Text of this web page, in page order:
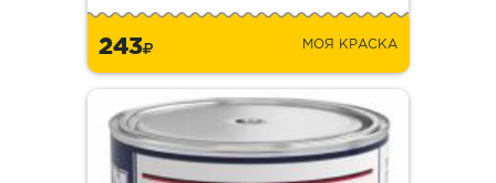
243 МОЯ КРАСКА